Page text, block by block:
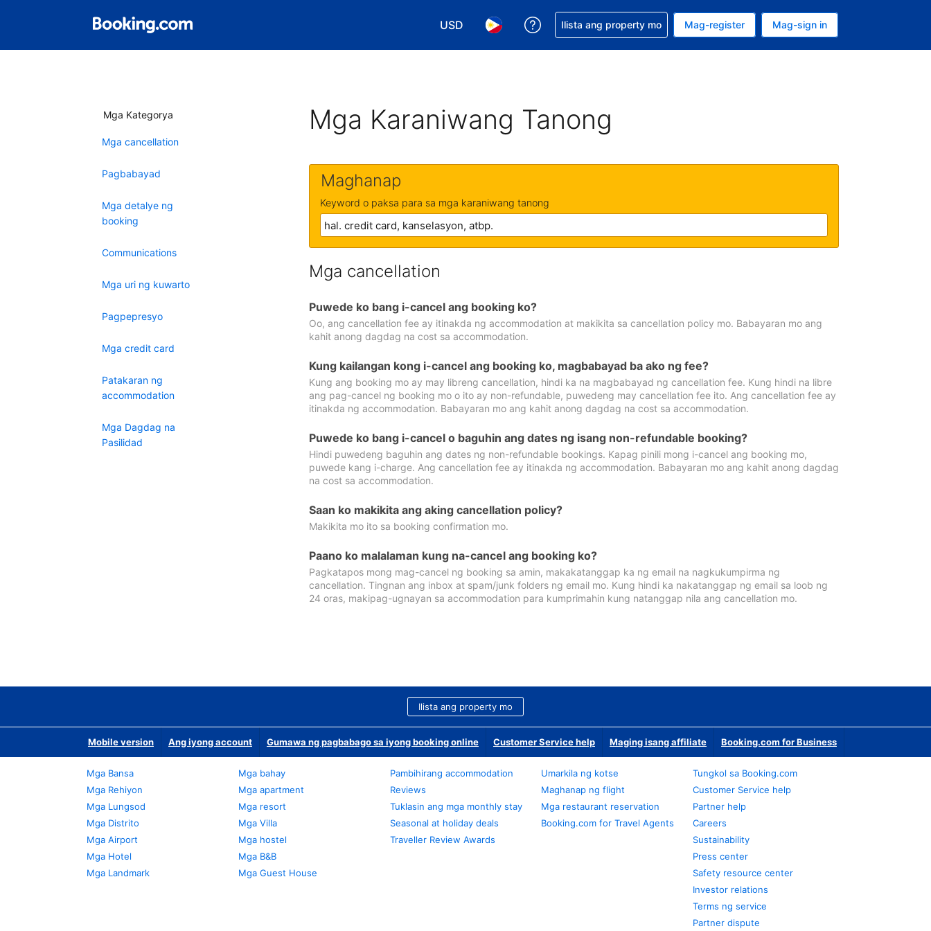
USD
Pumili ng currency mo. USD ang currency mo ngayon
Pumili ng wika mo. Filipino ang wika mo ngayon
Makakuha ng tulong sa reservation mo
Ilista ang property mo Mag-register Mag-sign in
Mga Kategorya
Mga cancellation
Pagbabayad
Mga detalye ng
booking
Communications
Mga uri ng kuwarto
Pagpepresyo
Mga credit card
Patakaran ng
accommodation
Mga Dagdag na
Pasilidad
Mga Karaniwang Tanong
Maghanap
Keyword o paksa para sa mga karaniwang tanong
Mga cancellation
Puwede ko bang i-cancel ang booking ko?
Oo, ang cancellation fee ay itinakda ng accommodation at makikita sa cancellation policy mo. Babayaran mo ang
kahit anong dagdag na cost sa accommodation.
Kung kailangan kong i-cancel ang booking ko, magbabayad ba ako ng fee?
Kung ang booking mo ay may libreng cancellation, hindi ka na magbabayad ng cancellation fee. Kung hindi na libre
ang pag-cancel ng booking mo o ito ay non-refundable, puwedeng may cancellation fee ito. Ang cancellation fee ay
itinakda ng accommodation. Babayaran mo ang kahit anong dagdag na cost sa accommodation.
Puwede ko bang i-cancel o baguhin ang dates ng isang non-refundable booking?
Hindi puwedeng baguhin ang dates ng non-refundable bookings. Kapag pinili mong i-cancel ang booking mo,
puwede kang i-charge. Ang cancellation fee ay itinakda ng accommodation. Babayaran mo ang kahit anong dagdag
na cost sa accommodation.
Saan ko makikita ang aking cancellation policy?
Makikita mo ito sa booking confirmation mo.
Paano ko malalaman kung na-cancel ang booking ko?
Pagkatapos mong mag-cancel ng booking sa amin, makakatanggap ka ng email na nagkukumpirma ng
cancellation. Tingnan ang inbox at spam/junk folders ng email mo. Kung hindi ka nakatanggap ng email sa loob ng
24 oras, makipag-ugnayan sa accommodation para kumprimahin kung natanggap nila ang cancellation mo.
Ilista ang property mo
Mobile version Ang iyong account Gumawa ng pagbabago sa iyong booking online Customer Service help Maging isang affiliate Booking.com for Business
Mga Bansa
Mga Rehiyon
Mga Lungsod
Mga Distrito
Mga Airport
Mga Hotel
Mga Landmark
Mga bahay
Mga apartment
Mga resort
Mga Villa
Mga hostel
Mga B&B
Mga Guest House
Pambihirang accommodation
Reviews
Tuklasin ang mga monthly stay
Seasonal at holiday deals
Traveller Review Awards
Umarkila ng kotse
Maghanap ng flight
Mga restaurant reservation
Booking.com for Travel Agents
Tungkol sa Booking.com
Customer Service help
Partner help
Careers
Sustainability
Press center
Safety resource center
Investor relations
Terms ng service
Partner dispute